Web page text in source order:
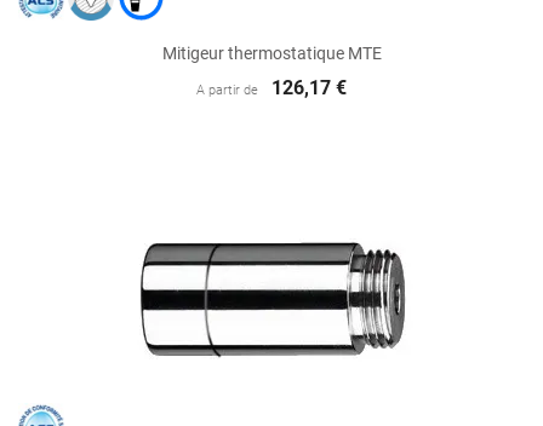
Mitigeur thermostatique MTE
A partir de 126,17 €